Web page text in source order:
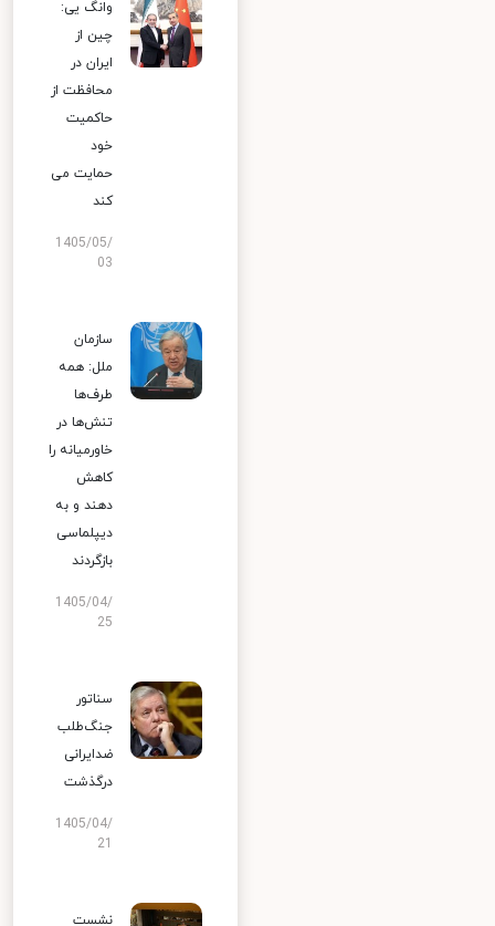
وانگ یی:
چین از
ایران در
محافظت از
حاکمیت
خود
حمایت می
کند
1405/05/
03
سازمان
ملل: همه
طرف‌ها
تنش‌ها در
خاورمیانه را
کاهش
دهند و به
دیپلماسی
بازگردند
1405/04/
25
سناتور
جنگ‌طلب
ضدایرانی
درگذشت
1405/04/
نشست